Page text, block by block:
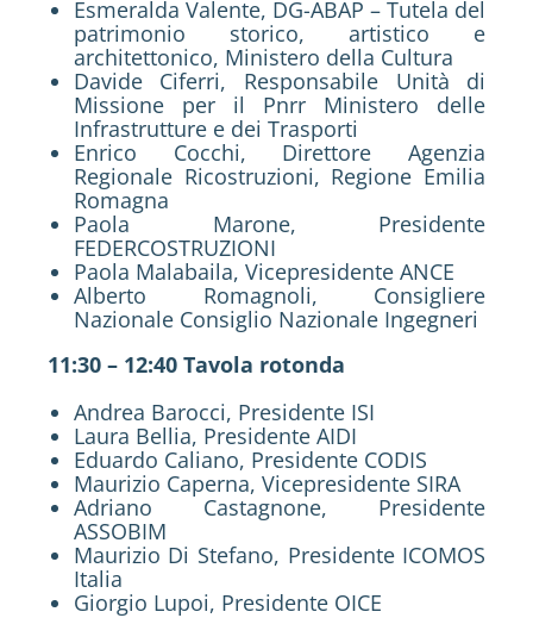
Esmeralda Valente, DG-ABAP – Tutela del
patrimonio storico, artistico e
architettonico, Ministero della Cultura
Davide Ciferri, Responsabile Unità di
Missione per il Pnrr Ministero delle
Infrastrutture e dei Trasporti
Enrico Cocchi, Direttore Agenzia
Regionale Ricostruzioni, Regione Emilia
Romagna
Paola Marone, Presidente
FEDERCOSTRUZIONI
Paola Malabaila, Vicepresidente ANCE
Alberto Romagnoli, Consigliere
Nazionale Consiglio Nazionale Ingegneri
11:30 – 12:40 Tavola rotonda
Andrea Barocci, Presidente ISI
Laura Bellia, Presidente AIDI
Eduardo Caliano, Presidente CODIS
Maurizio Caperna, Vicepresidente SIRA
Adriano Castagnone, Presidente
ASSOBIM
Maurizio Di Stefano, Presidente ICOMOS
Italia
Giorgio Lupoi, Presidente OICE